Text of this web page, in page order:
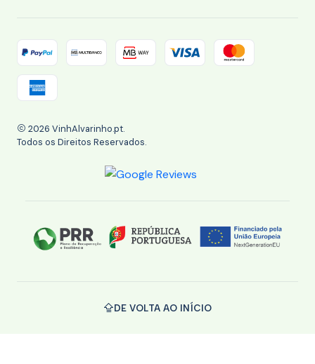
2026 VinhAlvarinho.pt.
Todos os Direitos Reservados.
DE VOLTA AO INÍCIO